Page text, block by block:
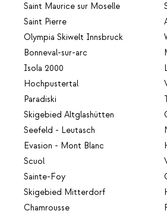
Saint Maurice sur Moselle
Saint Pierre
Olympia Skiwelt Innsbruck
Bonneval-sur-arc
Isola 2000
Hochpustertal
Paradiski
Skigebied Altglashütten
Seefeld - Leutasch
Evasion - Mont Blanc
Scuol
Sainte-Foy
Skigebied Mitterdorf
Chamrousse